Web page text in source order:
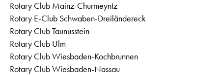
Rotary Club Mainz-Churmeyntz
Rotary E-Club Schwaben-Dreiländereck
Rotary Club Taunusstein
Rotary Club Ulm
Rotary Club Wiesbaden-Kochbrunnen
Rotary Club Wiesbaden-Nassau